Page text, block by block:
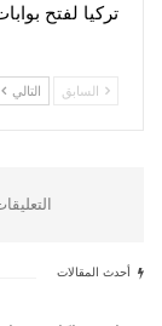
تركيا لفتح
السابق التالي
أحدث المقالات